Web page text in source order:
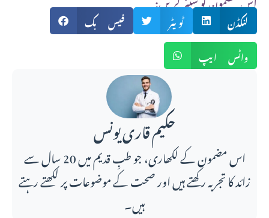
فیس بک ٹویٹر
لنکڈن
واٹس ایپ
حکیم قاری یونس
اس مضمون کے لکھاری، جو طبِ قدیم میں 20 سال سے
زائد کا تجربہ رکھتے ہیں اور صحت کے موضوعات پر لکھتے رہتے
ہیں۔